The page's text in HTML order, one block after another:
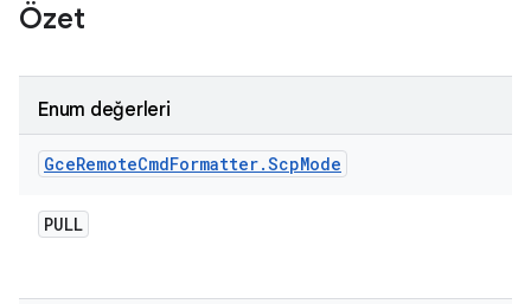
Özet
Enum değerleri
GceRemoteCmdFormatter.ScpMode
PULL